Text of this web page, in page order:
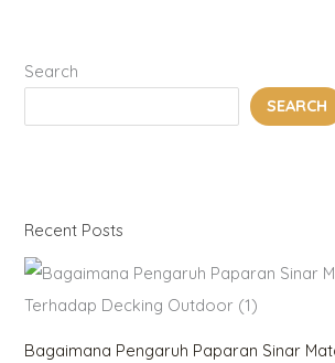
Search
SEARCH
Recent Posts
Bagaimana Pengaruh Paparan Sinar